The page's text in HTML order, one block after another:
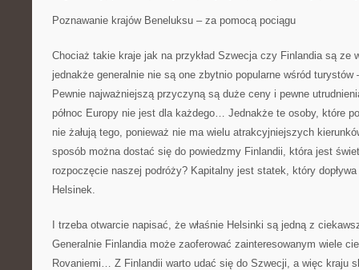
Poznawanie krajów Beneluksu – za pomocą pociągu
Chociaż takie kraje jak na przykład Szwecja czy Finlandia są ze
jednakże generalnie nie są one zbytnio popularne wśród
Pewnie najważniejszą przyczyną są duże ceny i pewne
północ Europy nie jest dla każdego… Jednakże te osoby, które
nie żałują tego, ponieważ nie ma wielu atrakcyjniejszych
sposób można dostać się do powiedzmy Finlandii, która jest
rozpoczęcie naszej podróży? Kapitalny jest statek, który
Helsinek.
I trzeba otwarcie napisać, że właśnie Helsinki są jedną z
Generalnie Finlandia może zaoferować zainteresowanym wiele
Rovaniemi… Z Finlandii warto udać się do Szwecji, a więc kraju